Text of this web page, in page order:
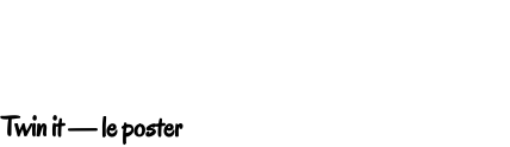
Twin it — le poster